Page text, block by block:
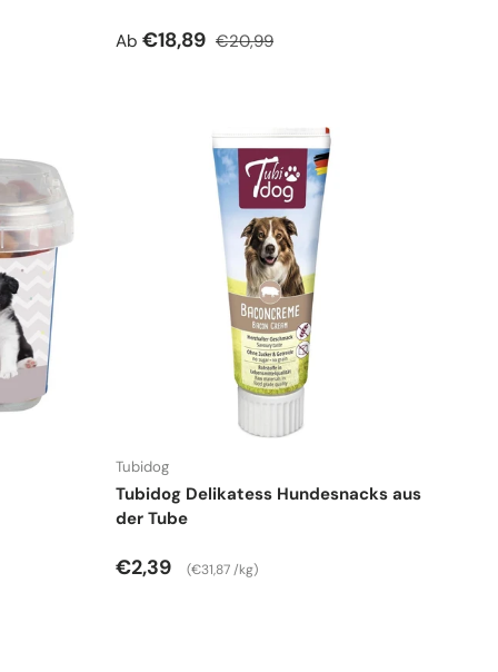
Verkaufspreis
Ab €18,89 Normaler Preis
€20,99
Tubidog
Tubidog Delikatess Hundesnacks aus
der Tube
Normaler Preis
€2,39 Grundpreis
€31,87 /kg